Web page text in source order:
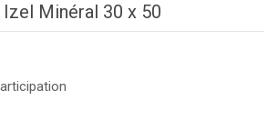
Minéral 30 x 50